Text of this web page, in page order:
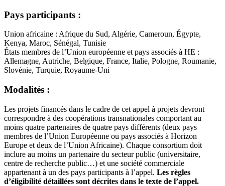
Pays participants :
Union africaine : Afrique du Sud, Algérie, Cameroun, Égypte,
Kenya, Maroc, Sénégal, Tunisie
États membres de l’Union européenne et pays associés à HE :
Allemagne, Autriche, Belgique, France, Italie, Pologne, Roumanie,
Slovénie, Turquie, Royaume-Uni
Modalités :
Les projets financés dans le cadre de cet appel à projets devront
correspondre à des coopérations transnationales comportant au
moins quatre partenaires de quatre pays différents (deux pays
membres de l’Union Européenne ou pays associés à Horizon
Europe et deux de l’Union Africaine). Chaque consortium doit
inclure au moins un partenaire du secteur public (universitaire,
centre de recherche public…) et une société commerciale
appartenant à un des pays participants à l’appel. Les règles
d’éligibilité détaillées sont décrites dans le texte de l’appel.